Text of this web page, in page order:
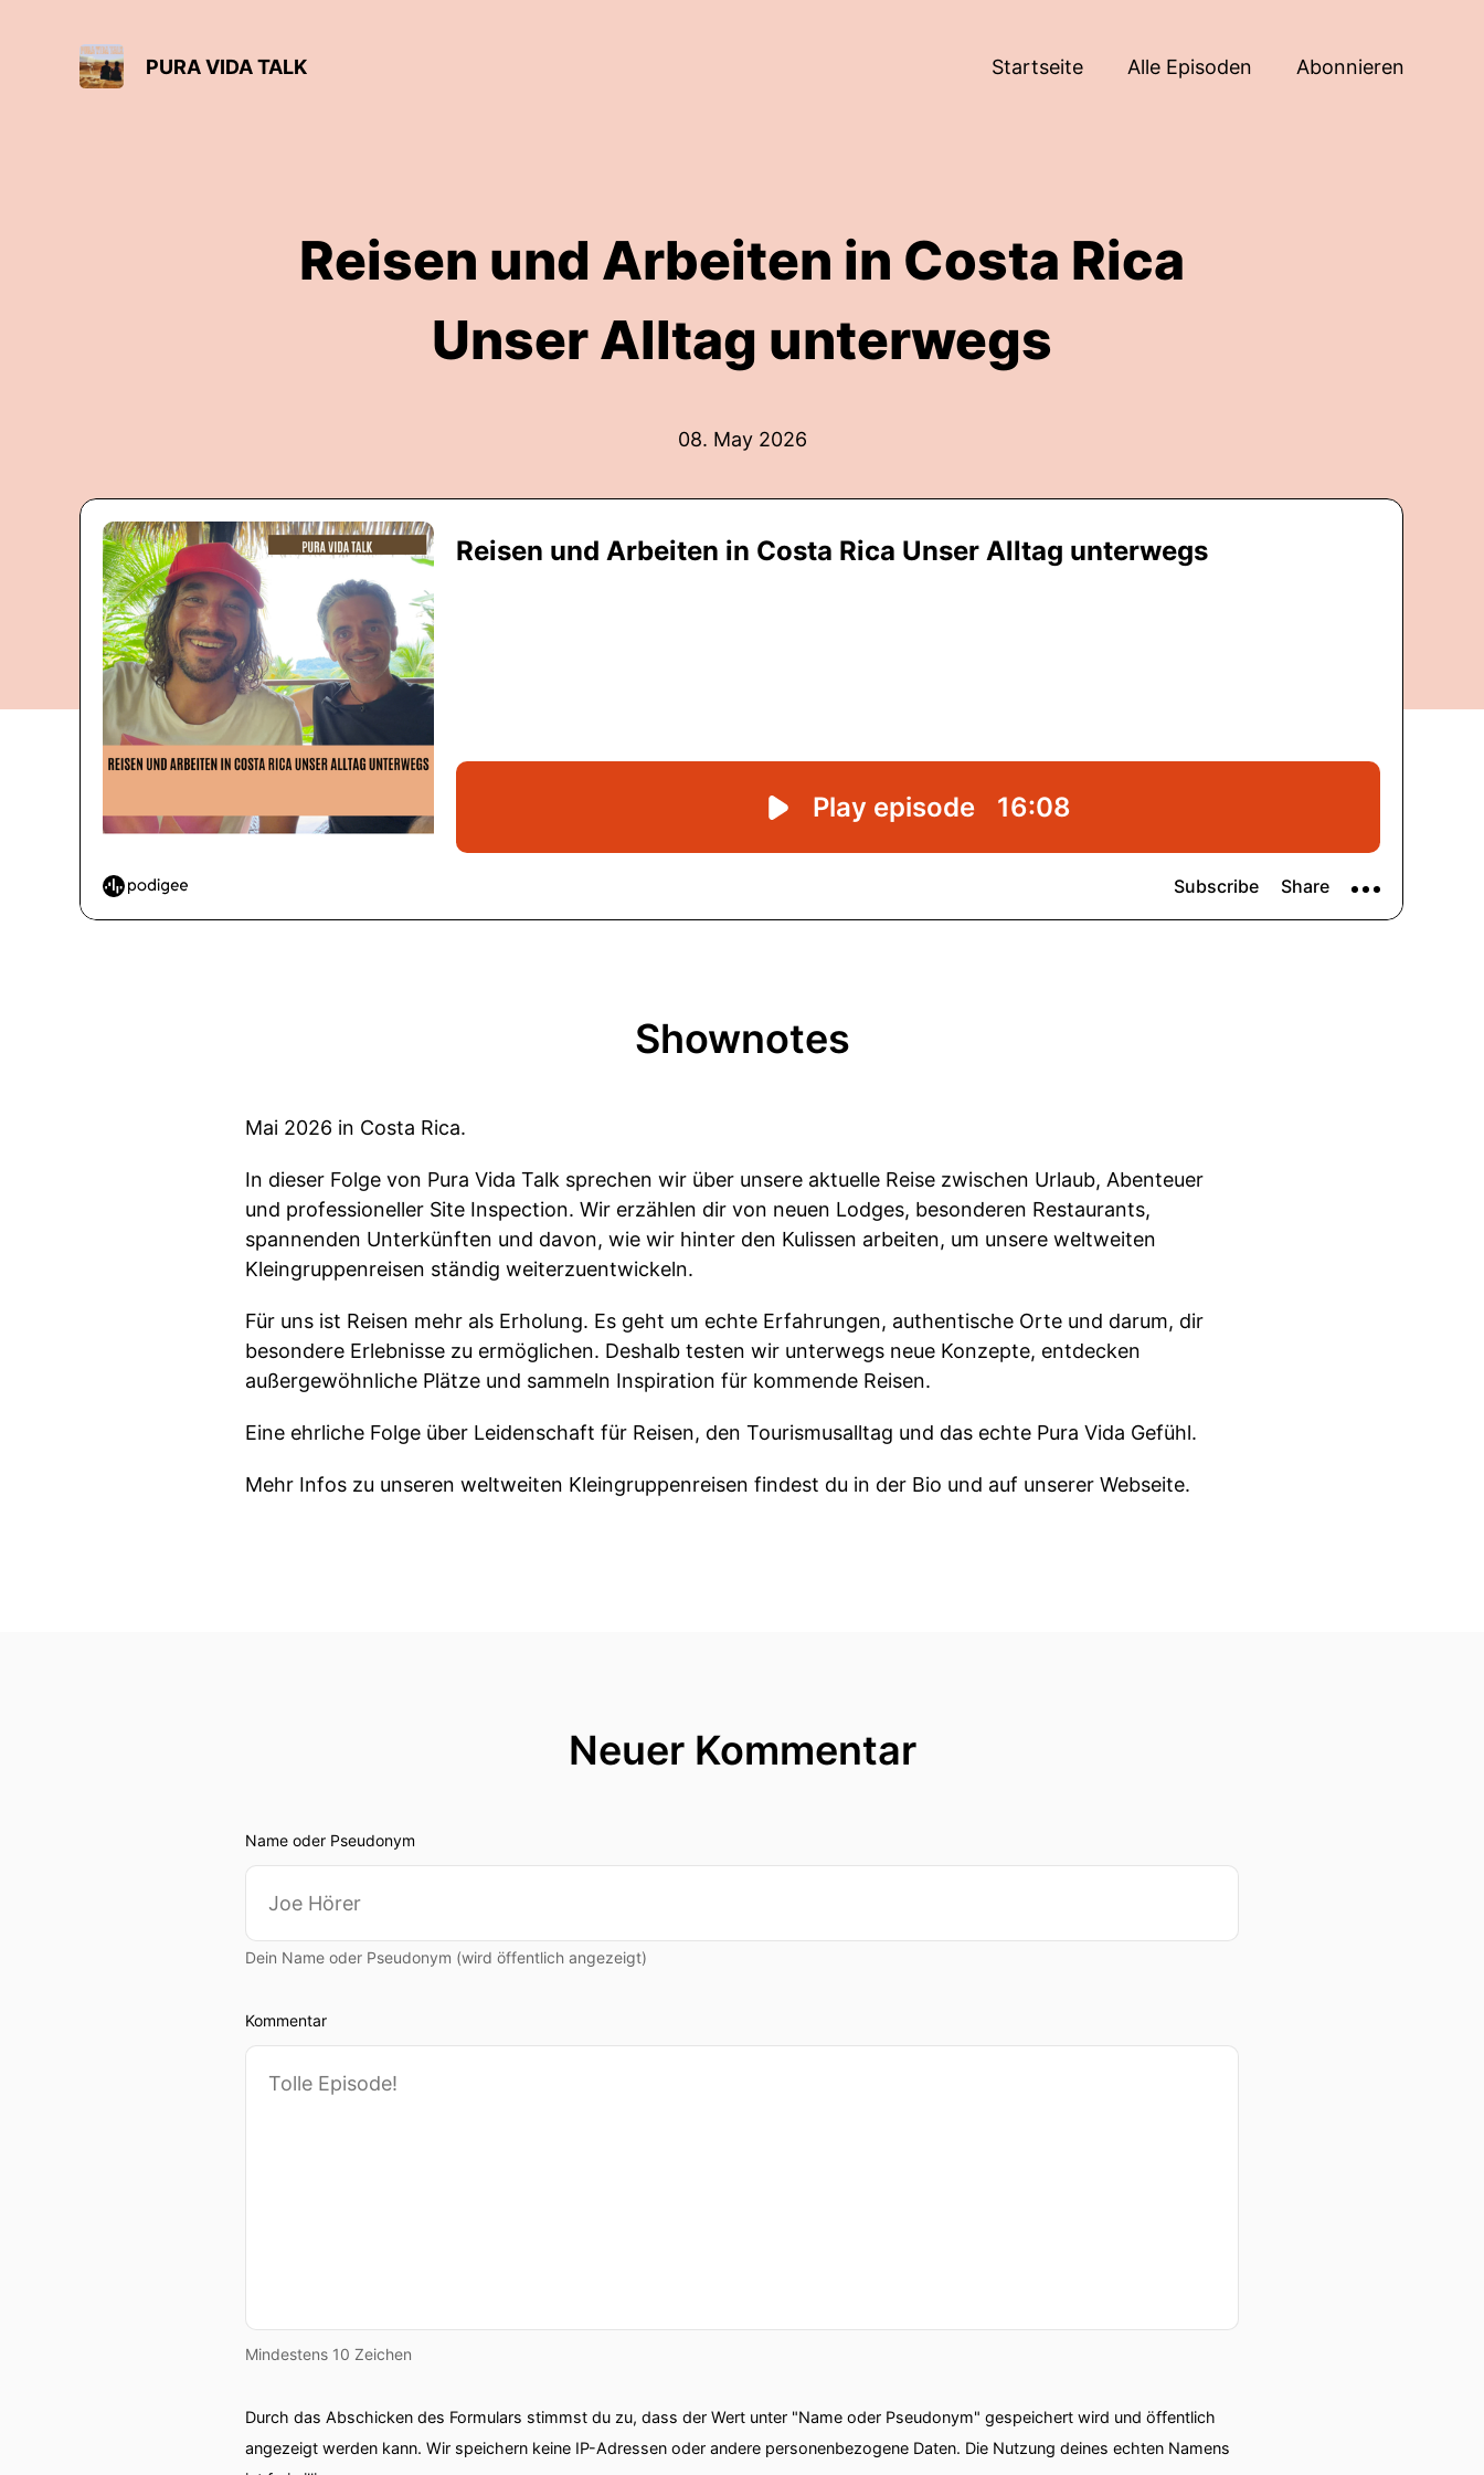
PURA VIDA TALK Startseite Alle Episoden Abonnieren
Reisen und Arbeiten in Costa Rica
Unser Alltag unterwegs
08. May 2026
Shownotes
Mai 2026 in Costa Rica.
In dieser Folge von Pura Vida Talk sprechen wir über unsere aktuelle Reise zwischen Urlaub, Abenteuer
und professioneller Site Inspection. Wir erzählen dir von neuen Lodges, besonderen Restaurants,
spannenden Unterkünften und davon, wie wir hinter den Kulissen arbeiten, um unsere weltweiten
Kleingruppenreisen ständig weiterzuentwickeln.
Für uns ist Reisen mehr als Erholung. Es geht um echte Erfahrungen, authentische Orte und darum, dir
besondere Erlebnisse zu ermöglichen. Deshalb testen wir unterwegs neue Konzepte, entdecken
außergewöhnliche Plätze und sammeln Inspiration für kommende Reisen.
Eine ehrliche Folge über Leidenschaft für Reisen, den Tourismusalltag und das echte Pura Vida Gefühl.
Mehr Infos zu unseren weltweiten Kleingruppenreisen findest du in der Bio und auf unserer Webseite.
Neuer Kommentar
Name oder Pseudonym
Dein Name oder Pseudonym (wird öffentlich angezeigt)
Kommentar
Mindestens 10 Zeichen
Durch das Abschicken des Formulars stimmst du zu, dass der Wert unter "Name oder Pseudonym" gespeichert wird und öffentlich
angezeigt werden kann. Wir speichern keine IP-Adressen oder andere personenbezogene Daten. Die Nutzung deines echten Namens